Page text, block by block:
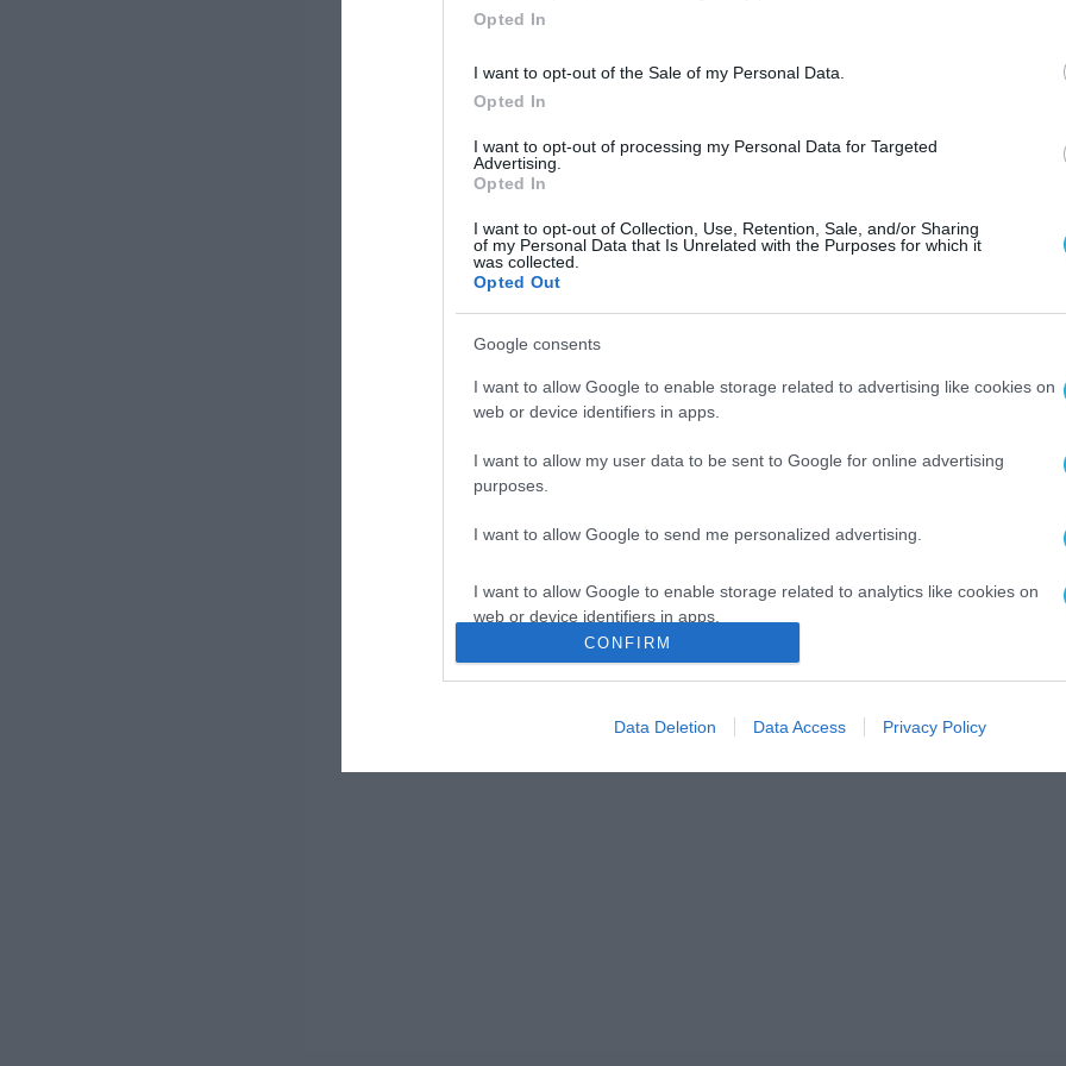
Opted In
I want to opt-out of the Sale of my Personal Data.
Opted In
I want to opt-out of processing my Personal Data for Targeted
Advertising.
Opted In
I want to opt-out of Collection, Use, Retention, Sale, and/or Sharing
of my Personal Data that Is Unrelated with the Purposes for which it
was collected.
Opted Out
Google consents
I want to allow Google to enable storage related to advertising like cookies on
web or device identifiers in apps.
I want to allow my user data to be sent to Google for online advertising
purposes.
I want to allow Google to send me personalized advertising.
I want to allow Google to enable storage related to analytics like cookies on
web or device identifiers in apps.
I want to allow Google to enable storage related to functionality of the website
I want to allow Google to enable storage related to personalization.
CONFIRM
Data Deletion Data Access Privacy Policy